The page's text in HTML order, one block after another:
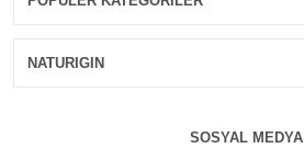
NATURIGIN
SOSYAL MEDYA